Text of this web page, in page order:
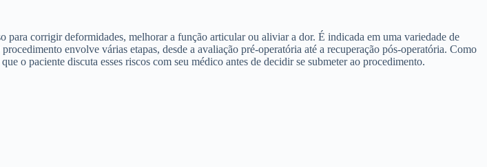
corrigir deformidades, melhorar a função articular ou aliviar a dor. É indicada em uma variedade de
envolve várias etapas, desde a avaliação pré-operatória até a recuperação pós-operatória. Como
o paciente discuta esses riscos com seu médico antes de decidir se submeter ao procedimento.